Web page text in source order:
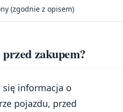
(zgodnie z opisem)
zakupem?
się informacja o
pojazdu, przed